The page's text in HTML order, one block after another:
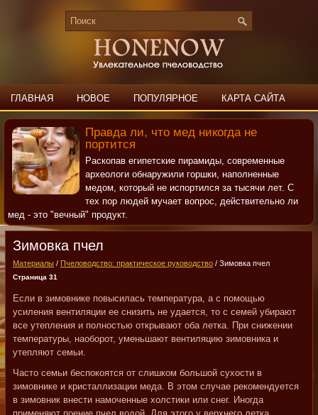
ГЛАВНАЯ НОВОЕ ПОПУЛЯРНОЕ КАРТА САЙТА
ПОИСК КОНТАКТЫ
Правда ли, что мед никогда не
портится
Раскопав египетские пирамиды, современные
археологи обнаружили горшки, наполненные
медом, который не испортился за тысячи лет. С
тех пор людей мучает вопрос, действительно ли
мед - это "вечный" продукт.
Зимовка пчел
Материалы / Пчеловодство: практическое руководство / Зимовка пчел
Страница 31
Если в зимовнике повысилась температура, а с помощью
усиления вентиляции ее снизить не удается, то с семей убирают
все утепления и полностью открывают оба летка. При снижении
температуры, наоборот, уменьшают вентиляцию зимовника и
утепляют семьи.
Часто семьи беспокоятся от слишком большой сухости в
зимовнике и кристаллизации меда. В этом случае рекомендуется
в зимовник внести намоченные холстики или снег. Иногда